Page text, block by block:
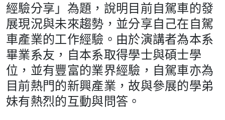
經驗分享」為題，說明目前自駕車的發
展現況與未來趨勢，並分享自己在自駕
車產業的工作經驗。由於演講者為本系
畢業系友，自本系取得學士與碩士學
位，並有豐富的業界經驗，自駕車亦為
目前熱門的新興產業，故與參展的學弟
妹有熱烈的互動與問答。